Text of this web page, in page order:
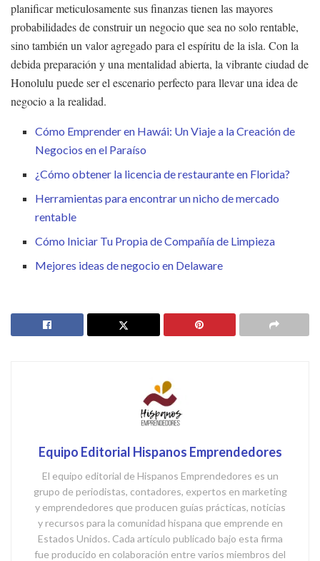
planificar meticulosamente sus finanzas tienen las mayores
probabilidades de construir un negocio que sea no solo rentable,
sino también un valor agregado para el espíritu de la isla. Con la
debida preparación y una mentalidad abierta, la vibrante ciudad de
Honolulu puede ser el escenario perfecto para llevar una idea de
negocio a la realidad.
Cómo Emprender en Hawái: Un Viaje a la Creación de
Negocios en el Paraíso
¿Cómo obtener la licencia de restaurante en Florida?
Herramientas para encontrar un nicho de mercado
rentable
Cómo Iniciar Tu Propia de Compañía de Limpieza
Mejores ideas de negocio en Delaware
Equipo Editorial Hispanos Emprendedores
El equipo editorial de Hispanos Emprendedores es un
grupo de periodistas, contadores, expertos en marketing
y emprendedores que producen guías prácticas, noticias
y recursos para la comunidad hispana que emprende en
Estados Unidos. Cada artículo publicado bajo esta firma
fue producido en colaboración entre varios miembros del